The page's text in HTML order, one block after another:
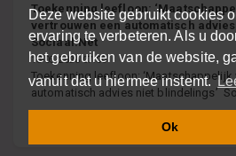
Deze website gebruikt cookies
ervaring te verbeteren. Als u
het gebruiken van de website,
vanuit dat u hiermee instemt.
Ok
Toekenning leefloon:
vertrouwen een automatisch
Sociaal.Net
18-05-2026 07:00
Toekenning leefloon: ‘Maatschappelijk
automatisch advies niet blindelings’